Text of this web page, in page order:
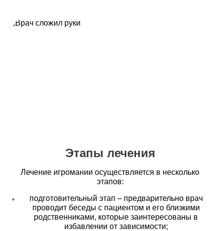
Этапы лечения
Лечение игромании осуществляется в несколько
этапов:
подготовительный этап – предварительно врач
проводит беседы с пациентом и его близкими
родственниками, которые заинтересованы в
избавлении от зависимости;